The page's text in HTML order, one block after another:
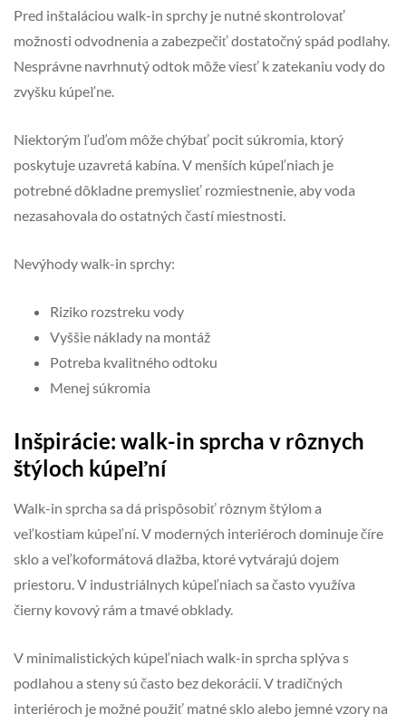
Pred inštaláciou walk-in sprchy je nutné skontrolovať
možnosti odvodnenia a zabezpečiť dostatočný spád podlahy.
Nesprávne navrhnutý odtok môže viesť k zatekaniu vody do
zvyšku kúpeľne.
Niektorým ľuďom môže chýbať pocit súkromia, ktorý
poskytuje uzavretá kabína. V menších kúpeľniach je
potrebné dôkladne premyslieť rozmiestnenie, aby voda
nezasahovala do ostatných častí miestnosti.
Nevýhody walk-in sprchy:
Riziko rozstreku vody
Vyššie náklady na montáž
Potreba kvalitného odtoku
Menej súkromia
Inšpirácie: walk-in sprcha v rôznych
štýloch kúpeľní
Walk-in sprcha sa dá prispôsobiť rôznym štýlom a
veľkostiam kúpeľní. V moderných interiéroch dominuje číre
sklo a veľkoformátová dlažba, ktoré vytvárajú dojem
priestoru. V industriálnych kúpeľniach sa často využíva
čierny kovový rám a tmavé obklady.
V minimalistických kúpeľniach walk-in sprcha splýva s
podlahou a steny sú často bez dekorácií. V tradičných
interiéroch je možné použiť matné sklo alebo jemné vzory na